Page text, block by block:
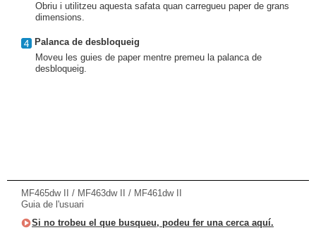
Obriu i utilitzeu aquesta safata quan carregueu paper de grans
dimensions.
Palanca de desbloqueig
Moveu les guies de paper mentre premeu la palanca de
desbloqueig.
MF465dw II / MF463dw II / MF461dw II
Guia de l'usuari
Si no trobeu el que busqueu, podeu fer una cerca aquí.